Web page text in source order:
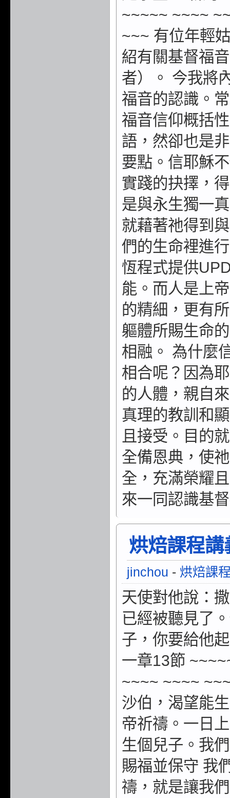
~~~~~ ~~~~
~~~ 有位年輕
紹有關基督福
者）。 今我將
福音的認識。
福音信仰概括
語，然卻也是
要點。信耶穌
實踐的抉擇，
是與永生獨一
就藉著祂得到
們的生命裡進
恆程式提供
能。而人是上
的精細，更有
軀體所賜生命
相融。 為什麼
相合呢？因為
的人體，親自
真理的教訓和
且接受。目的
全備恩典，使
全，充滿榮耀
來一同認識基
烘焙課程
jinchou - 烘焙課
天使對他說：
已經被聽見了
子，你要給他
一章13節
~~~~ ~~~~
沙伯，渴望能
帝祈禱。一日
生個兒子。我
賜福並保守 我
禱，就是讓我